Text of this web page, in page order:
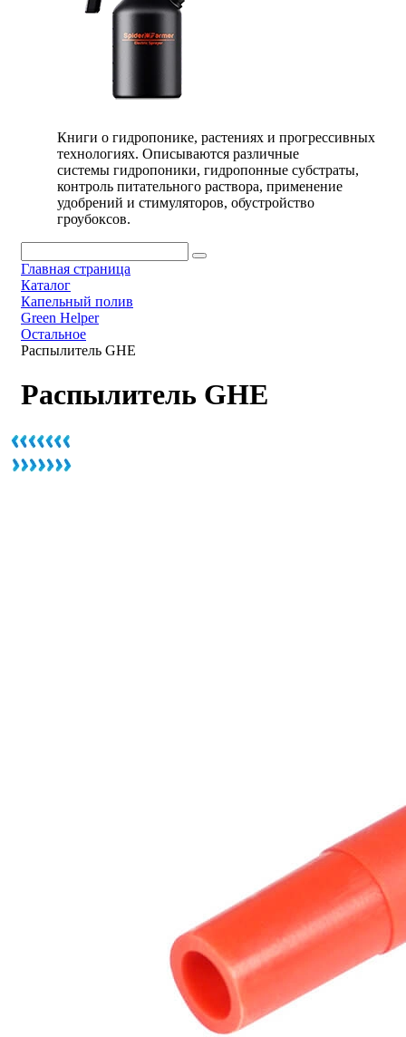
Книги о гидропонике, растениях и прогрессивных
технологиях. Описываются различные
системы гидропоники, гидропонные субстраты,
контроль питательного раствора, применение
удобрений и стимуляторов, обустройство
гроубоксов.
Главная страница
Каталог
Капельный полив
Green Helper
Остальное
Распылитель GHE
Распылитель GHE